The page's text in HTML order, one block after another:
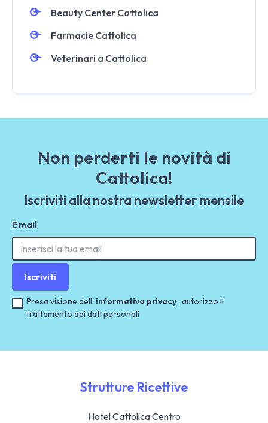
Beauty Center Cattolica
Farmacie Cattolica
Veterinari a Cattolica
Non perderti le novità di
Cattolica!
Iscriviti alla nostra newsletter mensile
Email
Iscriviti
Presa visione dell' informativa privacy , autorizzo il
trattamento dei dati personali
Strutture Ricettive
Hotel Cattolica Centro